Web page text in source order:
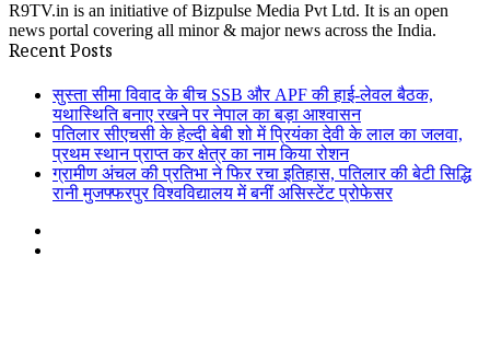
R9TV.in is an initiative of Bizpulse Media Pvt Ltd. It is an open
news portal covering all minor & major news across the India.
Recent Posts
सुस्ता सीमा विवाद के बीच SSB और APF की हाई-लेवल बैठक,
यथास्थिति बनाए रखने पर नेपाल का बड़ा आश्वासन
पतिलार सीएचसी के हेल्दी बेबी शो में प्रियंका देवी के लाल का जलवा,
प्रथम स्थान प्राप्त कर क्षेत्र का नाम किया रोशन
ग्रामीण अंचल की प्रतिभा ने फिर रचा इतिहास, पतिलार की बेटी सिद्धि
रानी मुजफ्फरपुर विश्वविद्यालय में बनीं असिस्टेंट प्रोफेसर